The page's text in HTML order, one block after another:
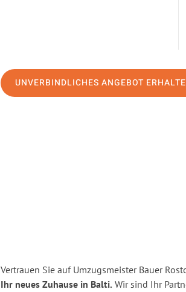
UNVERBINDLICHES ANGEBOT
Vertrauen Sie auf Umzugsmeister Bauer
Ihr neues Zuhause in Balti. Wir sind Ihr